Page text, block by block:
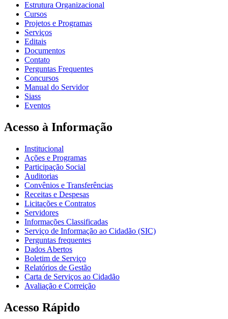
Estrutura Organizacional
Cursos
Projetos e Programas
Serviços
Editais
Documentos
Contato
Perguntas Frequentes
Concursos
Manual do Servidor
Siass
Eventos
Acesso à Informação
Institucional
Ações e Programas
Participação Social
Auditorias
Convênios e Transferências
Receitas e Despesas
Licitações e Contratos
Servidores
Informações Classificadas
Serviço de Informação ao Cidadão (SIC)
Perguntas frequentes
Dados Abertos
Boletim de Serviço
Relatórios de Gestão
Carta de Serviços ao Cidadão
Avaliação e Correição
Acesso Rápido